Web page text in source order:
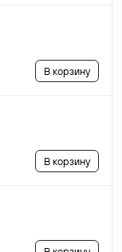
В корзину
В корзину